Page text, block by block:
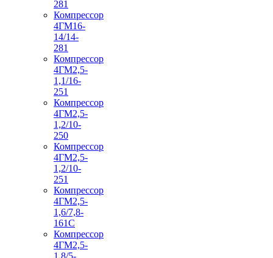
281
Компрессор
4ГМ16-
14/14-
281
Компрессор
4ГМ2,5-
1,1/16-
251
Компрессор
4ГМ2,5-
1,2/10-
250
Компрессор
4ГМ2,5-
1,2/10-
251
Компрессор
4ГМ2,5-
1,6/7,8-
161С
Компрессор
4ГМ2,5-
1,8/5-